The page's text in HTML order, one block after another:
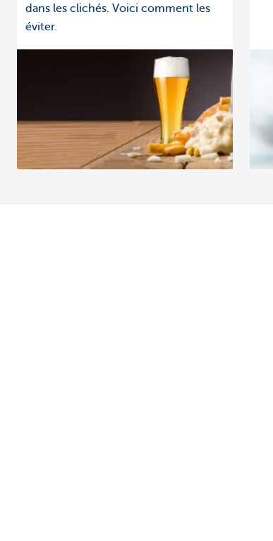
dans les clichés. Voici comment les
éviter.